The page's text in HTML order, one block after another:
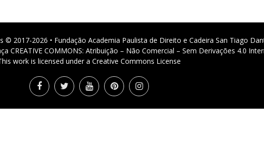
© 2017-2026 • Fundação Academia Paulista de Direito e Cadeira San Tiago
CREATIVE COMMONS: Atribuição – Não Comercial – Sem Derivações 4.0
work is licensed under a Creative Commons License